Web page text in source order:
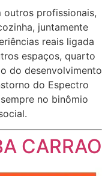
outros profissionais,
juntamente
reais ligada
espaços, quarto
do desenvolvimento
do Espectro
no binômio
CARRAO